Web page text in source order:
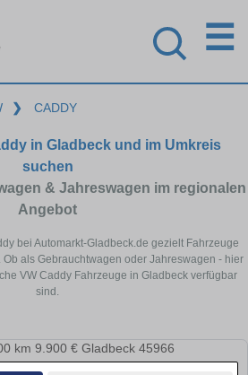
☰
❯ CADDY
in Gladbeck und im Umkreis
suchen
& Jahreswagen im regionalen
Angebot
bei Automarkt-Gladbeck.de gezielt Fahrzeuge
als Gebrauchtwagen oder Jahreswagen - hier
VW Caddy Fahrzeuge in Gladbeck verfügbar
sind.